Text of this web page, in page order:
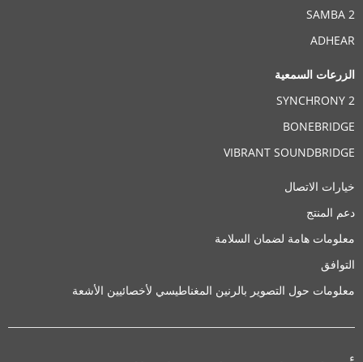
SAMBA 2
ADHEAR
الزرعات السمعية
SYNCHRONY 2
BONEBRIDGE
VIBRANT SOUNDBRIDGE
خيارات الاتصال
دعم المنتج
معلومات هامة لضمان السلامة
التوافق
معلومات حول التصوير بالرنين المغناطيسي لأخصائيين الأشعة